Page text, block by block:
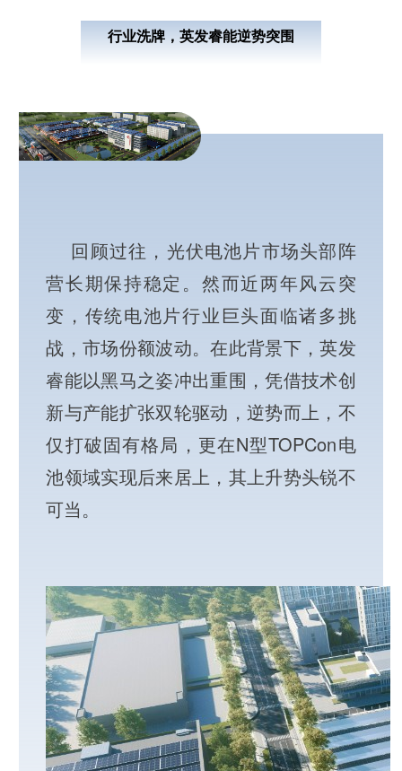
行业洗牌，英发睿能逆势突围
回顾过往，光伏电池片市场头部阵
营长期保持稳定。然而近两年风云突
变，传统电池片行业巨头面临诸多挑
战，市场份额波动。在此背景下，英发
睿能以黑马之姿冲出重围，凭借技术创
新与产能扩张双轮驱动，逆势而上，不
仅打破固有格局，更在N型TOPCon电
池领域实现后来居上，其上升势头锐不
可当。